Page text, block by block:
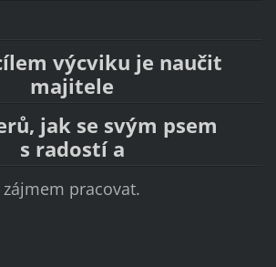
výcviku je naučit
majitele
jak se svým psem
s radostí a
zájmem pracovat.